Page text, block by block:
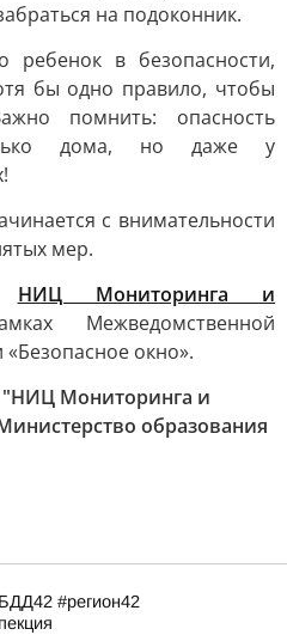
на подоконник.
ребенок в безопасности,
бы одно правило, чтобы
помнить: опасность
дома, но даже у
с внимательности
мер.
НИЦ Мониторинга и
Межведомственной
окно».
Мониторинга и
образования
#регион42